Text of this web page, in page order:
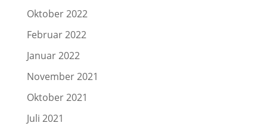
Oktober 2022
Februar 2022
Januar 2022
November 2021
Oktober 2021
Juli 2021